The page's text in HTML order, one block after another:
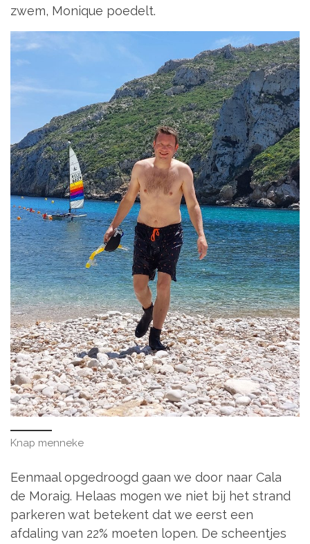
zwem, Monique poedelt.
Knap menneke
Eenmaal opgedroogd gaan we door naar Cala
de Moraig. Helaas mogen we niet bij het strand
parkeren wat betekent dat we eerst een
afdaling van 22% moeten lopen. De scheentjes